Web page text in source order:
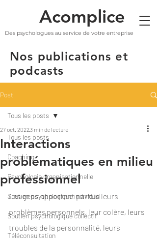
Acomplice
Des psychologues au service de votre entreprise
Nos publications et
podcasts
Post
Tous les posts
Coaching
Psychologie organisationnelle
Soutien psychologique individuel
Soutien psychologique collectif
Téléconsultation
Tous les posts
Interactions
problématiques en milieu
professionnel
27 oct. 20223 min de lecture
Les gens apportent parfois leurs
problèmes personnels, leur colère, leurs
troubles de la personnalité, leurs